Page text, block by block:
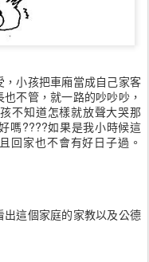
小孩把車廂當成自己家客
不管，就一路的吵吵吵，
不知道怎樣就放聲大哭那
嗎????如果是我小時候這
回家也不會有好日子過。
這個家庭的家教以及公德